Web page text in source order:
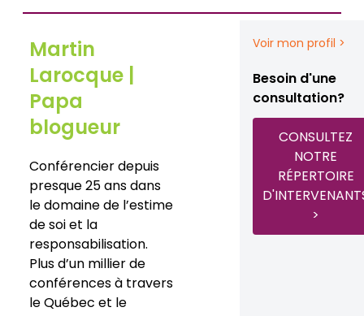
Martin
Larocque |
Papa
blogueur
Conférencier depuis
presque 25 ans dans
le domaine de l’estime
de soi et la
responsabilisation.
Plus d’un millier de
conférences à travers
le Québec et le
Voir mon profil >
Besoin d'une
consultation?
CONSULTEZ
NOTRE
RÉPERTOIRE
>